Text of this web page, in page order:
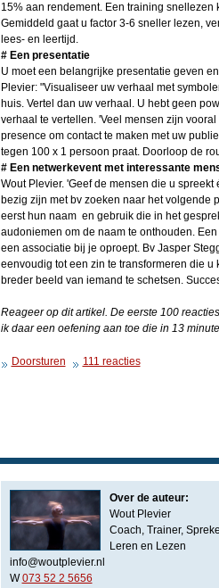
15% aan rendement. Een training
Gemiddeld gaat u factor 3-6 sneller lezen,
lees- en leertijd.
# Een presentatie
U moet een belangrijke presentatie geven
Plevier: "Visualiseer uw verhaal met
huis. Vertel dan uw verhaal. U hebt geen
verhaal te vertellen. 'Veel mensen zijn
presence om contact te maken met uw
tegen 100 x 1 persoon praat. Doorloop de
# Een netwerkevent met interessante
Wout Plevier. 'Geef de mensen die u
bezig zijn met bv zoeken naar het volgende
eerst hun naam en gebruik die in het
audoniemen om de naam te onthouden.
een associatie bij je oproept. Bv Jasper
eenvoudig tot een zin te transformeren die
breder beeld van iemand te schetsen.
Reageer op dit artikel. De eerste 100
ik daar een oefening aan toe die in 13
Doorsturen 111 reacties
Over de auteur:
Wout Plevier
Coach, Trainer,
Leren en Lezen
info@woutplevier.nl
W073 52 2 5656